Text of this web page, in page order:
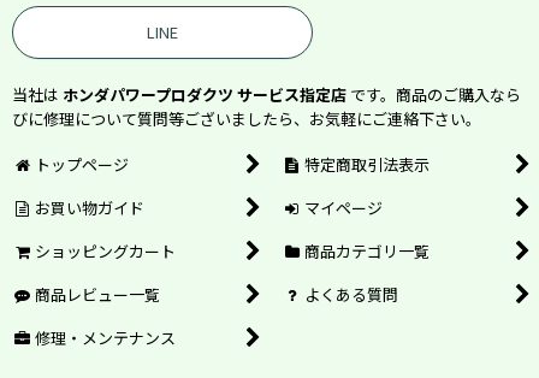
LINE
当社は ホンダパワープロダクツ サービス指定店 です。商品のご購入なら
びに修理について質問等ございましたら、お気軽にご連絡下さい。
トップページ
特定商取引法表示
お買い物ガイド
マイページ
ショッピングカート
商品カテゴリ一覧
商品レビュー一覧
よくある質問
修理・メンテナンス